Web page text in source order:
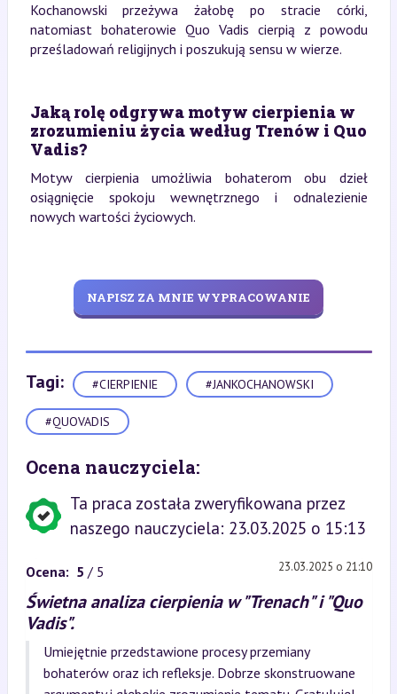
Kochanowski przeżywa żałobę po stracie córki,
natomiast bohaterowie Quo Vadis cierpią z powodu
prześladowań religijnych i poszukują sensu w wierze.
Jaką rolę odgrywa motyw cierpienia w
zrozumieniu życia według Trenów i Quo
Vadis?
Motyw cierpienia umożliwia bohaterom obu dzieł
osiągnięcie spokoju wewnętrznego i odnalezienie
nowych wartości życiowych.
NAPISZ ZA MNIE WYPRACOWANIE
Tagi: #CIERPIENIE #JANKOCHANOWSKI
#QUOVADIS
Ocena nauczyciela:
Ta praca została zweryfikowana przez
naszego nauczyciela: 23.03.2025 o 15:13
Ocena: 5 / 5 23.03.2025 o 21:10
Świetna analiza cierpienia w "Trenach" i "Quo
Vadis".
Umiejętnie przedstawione procesy przemiany
bohaterów oraz ich refleksje. Dobrze skonstruowane